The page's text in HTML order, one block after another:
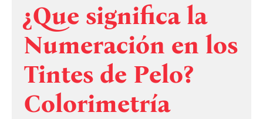
¿Que significa la
Numeración en los
Tintes de Pelo?
Colorimetría